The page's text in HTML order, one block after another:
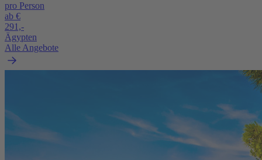
pro Person
ab €
291,-
Ägypten
Alle Angebote